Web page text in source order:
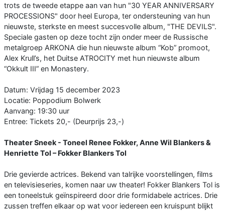
trots de tweede etappe aan van hun "30 YEAR ANNIVERSARY
PROCESSIONS" door heel Europa, ter ondersteuning van hun
nieuwste, sterkste en meest succesvolle album, "THE DEVILS".
Speciale gasten op deze tocht zijn onder meer de Russische
metalgroep ARKONA die hun nieuwste album “Kob” promoot,
Alex Krull’s, het Duitse ATROCITY met hun nieuwste album
“Okkult III” en Monastery.
Datum: Vrijdag 15 december 2023
Locatie: Poppodium Bolwerk
Aanvang: 19:30 uur
Entree: Tickets 20,- (Deurprijs 23,-)
Theater Sneek - Toneel Renee Fokker, Anne Wil Blankers &
Henriette Tol – Fokker Blankers Tol
Drie gevierde actrices. Bekend van talrijke voorstellingen, films
en televisieseries, komen naar uw theater! Fokker Blankers Tol is
een toneelstuk geïnspireerd door drie formidabele actrices. Drie
zussen treffen elkaar op wat voor iedereen een kruispunt blijkt